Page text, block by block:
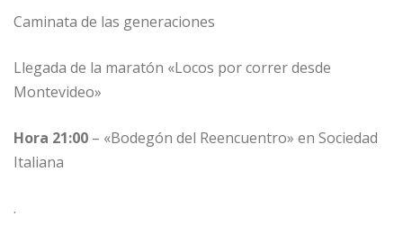
Caminata de las generaciones
Llegada de la maratón «Locos por correr desde
Montevideo»
Hora 21:00 – «Bodegón del Reencuentro» en Sociedad
Italiana
.